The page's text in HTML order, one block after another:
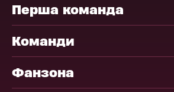
Перша команда
Команди
Фанзона